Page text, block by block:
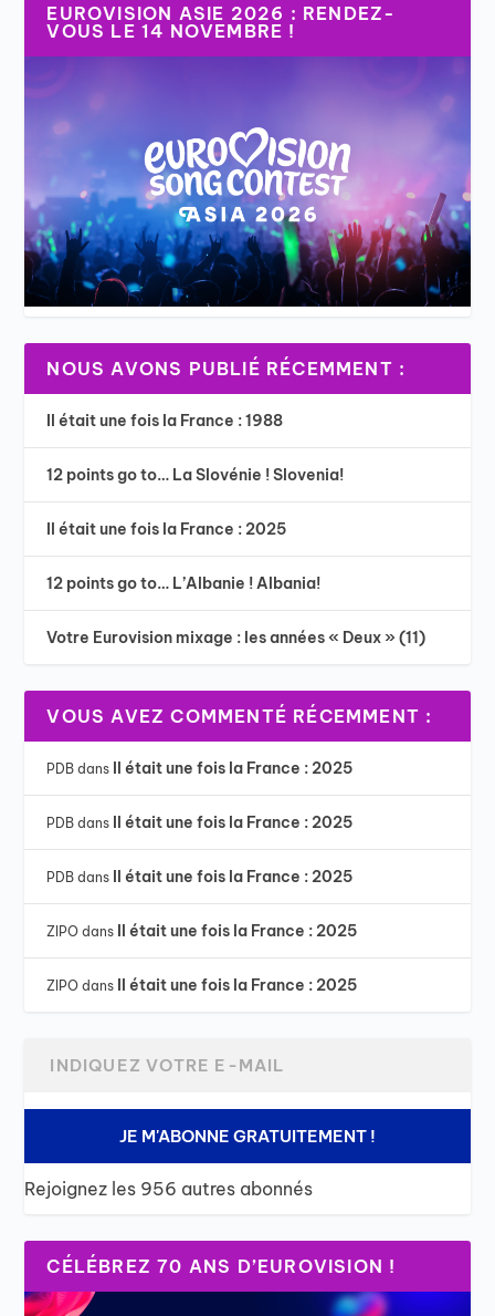
EUROVISION ASIE 2026 : RENDEZ-
VOUS LE 14 NOVEMBRE !
NOUS AVONS PUBLIÉ RÉCEMMENT :
Il était une fois la France : 1988
12 points go to… La Slovénie ! Slovenia!
Il était une fois la France : 2025
12 points go to… L’Albanie ! Albania!
Votre Eurovision mixage : les années « Deux » (11)
VOUS AVEZ COMMENTÉ RÉCEMMENT :
PDB dans Il était une fois la France : 2025
PDB dans Il était une fois la France : 2025
PDB dans Il était une fois la France : 2025
ZIPO dans Il était une fois la France : 2025
ZIPO dans Il était une fois la France : 2025
JE M'ABONNE GRATUITEMENT !
Rejoignez les 956 autres abonnés
CÉLÉBREZ 70 ANS D’EUROVISION !